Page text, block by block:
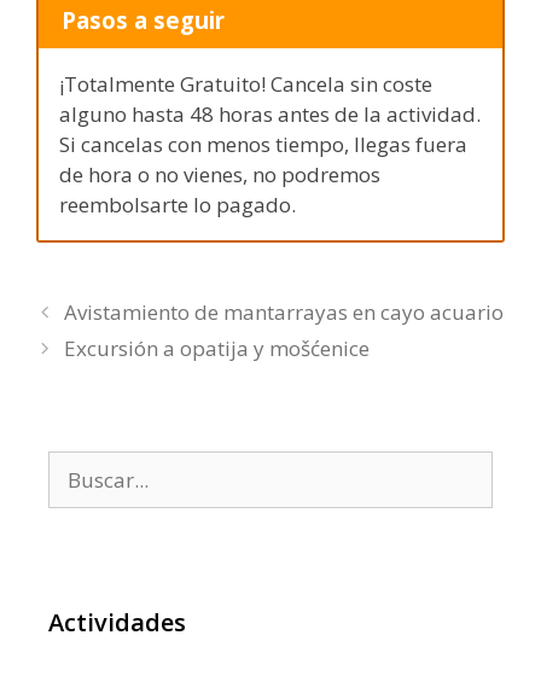
Pasos a seguir
¡Totalmente Gratuito! Cancela sin coste
alguno hasta 48 horas antes de la actividad.
Si cancelas con menos tiempo, llegas fuera
de hora o no vienes, no podremos
reembolsarte lo pagado.
Avistamiento de mantarrayas en cayo acuario
Excursión a opatija y mošćenice
Actividades